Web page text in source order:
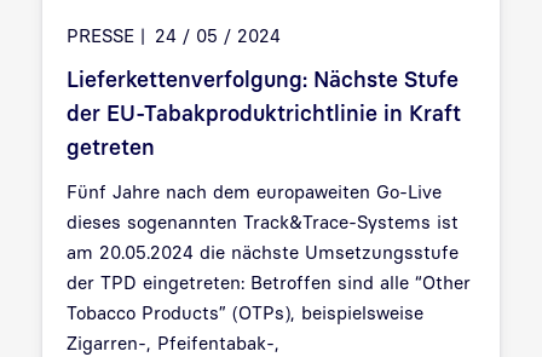
PRESSE 24 / 05 / 2024
Lieferkettenverfolgung: Nächste Stufe
der EU-Tabakproduktrichtlinie in Kraft
getreten
Fünf Jahre nach dem europaweiten Go-Live
dieses sogenannten Track&Trace-Systems ist
am 20.05.2024 die nächste Umsetzungsstufe
der TPD eingetreten: Betroffen sind alle “Other
Tobacco Products” (OTPs), beispielsweise
Zigarren-, Pfeifentabak-,